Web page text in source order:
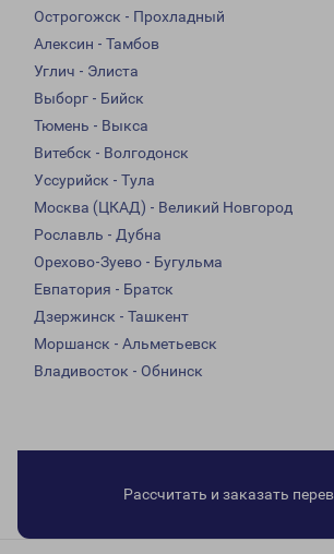
Острогожск - Прохладный
Алексин - Тамбов
Углич - Элиста
Выборг - Бийск
Тюмень - Выкса
Витебск - Волгодонск
Уссурийск - Тула
Москва (ЦКАД) - Великий Новгород
Рославль - Дубна
Орехово-Зуево - Бугульма
Евпатория - Братск
Дзержинск - Ташкент
Моршанск - Альметьевск
Владивосток - Обнинск
Рассчитать и заказать